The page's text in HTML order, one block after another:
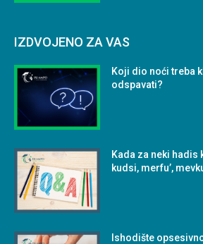
IZDVOJENO ZA VAS
Koji dio noći treba
odspavati?
Kada za neki
kudsi, merfu’,
Ishodište